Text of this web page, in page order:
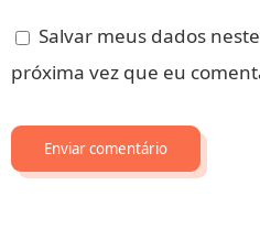
Salvar meus dados
próxima vez que eu